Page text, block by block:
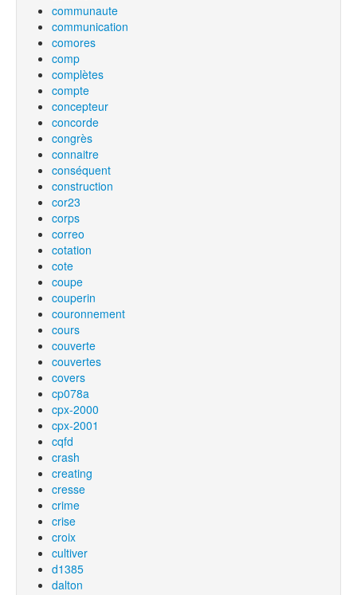
communaute
communication
comores
comp
complètes
compte
concepteur
concorde
congrès
connaitre
conséquent
construction
cor23
corps
correo
cotation
cote
coupe
couperin
couronnement
cours
couverte
couvertes
covers
cp078a
cpx-2000
cpx-2001
cqfd
crash
creating
cresse
crime
crise
croix
cultiver
d1385
dalton